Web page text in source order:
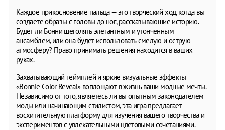
Каждое прикосновение пальца — это творческий ход, когда вы
создаете образы с головы до ног, рассказывающие историю.
Будет ли Бонни щеголять элегантным и утонченным
ансамблем, или она будет использовать смелую и острую
атмосферу? Право принимать решения находится в ваших
руках.
Захватывающий геймплей и яркие визуальные эффекты
«Bonnie Color Reveal» воплощают в жизнь ваши модные мечты.
Независимо от того, являетесь ли вы опытным законодателем
моды или начинающим стилистом, эта игра предлагает
восхитительную платформу для изучения вашего творчества и
экспериментов с увлекательными цветовыми сочетаниями.